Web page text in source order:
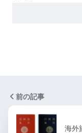
前の記事
海外